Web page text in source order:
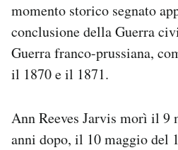
momento storico segnato
conclusione della Guerra
Guerra franco-prussiana,
il 1870 e il 1871.
Ann Reeves Jarvis morì il 9
anni dopo, il 10 maggio del